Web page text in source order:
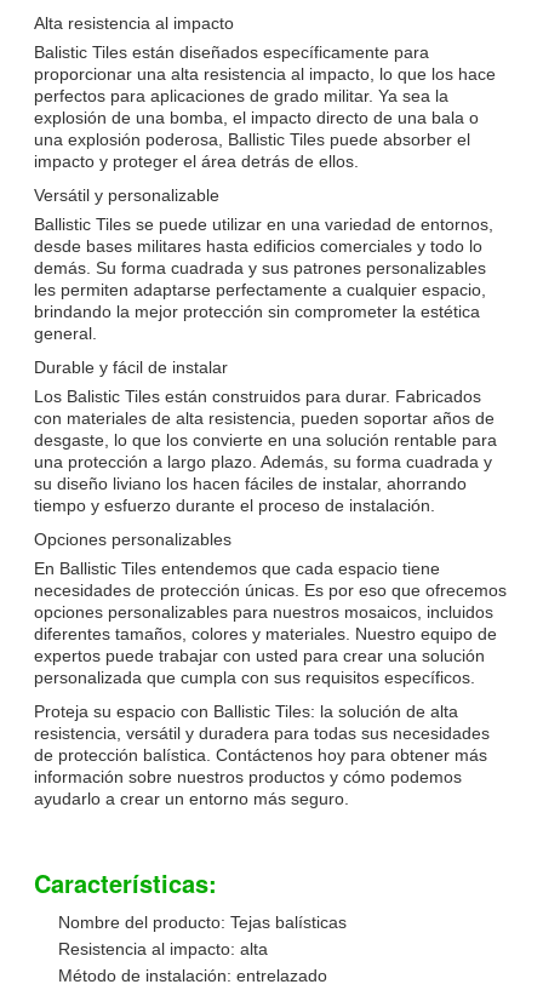
Alta resistencia al impacto
Balistic Tiles están diseñados específicamente para
proporcionar una alta resistencia al impacto, lo que los hace
perfectos para aplicaciones de grado militar. Ya sea la
explosión de una bomba, el impacto directo de una bala o
una explosión poderosa, Ballistic Tiles puede absorber el
impacto y proteger el área detrás de ellos.
Versátil y personalizable
Ballistic Tiles se puede utilizar en una variedad de entornos,
desde bases militares hasta edificios comerciales y todo lo
demás. Su forma cuadrada y sus patrones personalizables
les permiten adaptarse perfectamente a cualquier espacio,
brindando la mejor protección sin comprometer la estética
general.
Durable y fácil de instalar
Los Balistic Tiles están construidos para durar. Fabricados
con materiales de alta resistencia, pueden soportar años de
desgaste, lo que los convierte en una solución rentable para
una protección a largo plazo. Además, su forma cuadrada y
su diseño liviano los hacen fáciles de instalar, ahorrando
tiempo y esfuerzo durante el proceso de instalación.
Opciones personalizables
En Ballistic Tiles entendemos que cada espacio tiene
necesidades de protección únicas. Es por eso que ofrecemos
opciones personalizables para nuestros mosaicos, incluidos
diferentes tamaños, colores y materiales. Nuestro equipo de
expertos puede trabajar con usted para crear una solución
personalizada que cumpla con sus requisitos específicos.
Proteja su espacio con Ballistic Tiles: la solución de alta
resistencia, versátil y duradera para todas sus necesidades
de protección balística. Contáctenos hoy para obtener más
información sobre nuestros productos y cómo podemos
ayudarlo a crear un entorno más seguro.
Características:
Nombre del producto: Tejas balísticas
Resistencia al impacto: alta
Método de instalación: entrelazado